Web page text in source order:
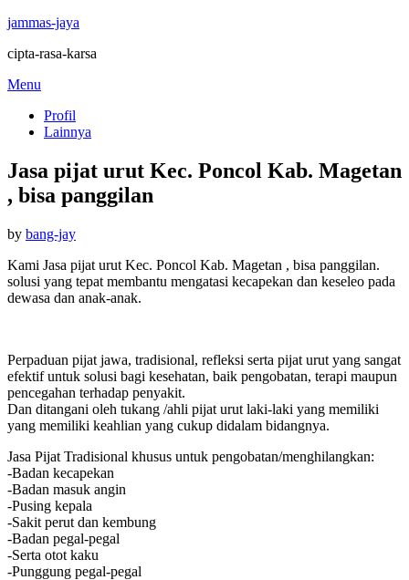
jammas-jaya
cipta-rasa-karsa
Skip
content
Menu
Profil
Lainnya
Jasa pijat urut Kec. Poncol Kab. Magetan
, bisa panggilan
by bang-jayPosted
Kami Jasa pijat urut Kec. Poncol Kab. Magetan , bisa panggilan.
solusi yang tepat membantu mengatasi kecapekan dan keseleo pada
dewasa dan anak-anak.
Perpaduan pijat jawa, tradisional, refleksi serta pijat urut yang sangat
efektif untuk solusi bagi kesehatan, baik pengobatan, terapi maupun
pencegahan terhadap penyakit.
Dan ditangani oleh tukang /ahli pijat urut laki-laki yang memiliki
yang memiliki keahlian yang cukup didalam bidangnya.
Jasa Pijat Tradisional khusus untuk pengobatan/menghilangkan:
-Badan kecapekan
-Badan masuk angin
-Pusing kepala
-Sakit perut dan kembung
-Badan pegal-pegal
-Serta otot kaku
-Punggung pegal-pegal